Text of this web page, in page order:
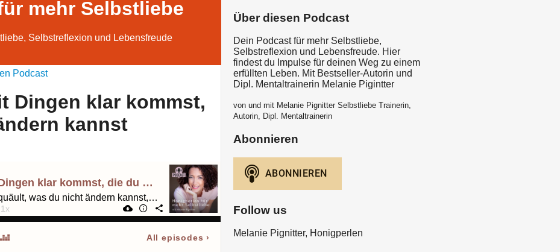
mehr Selbstliebe
Selbstreflexion und Lebensfreude
Podcast
Dingen klar kommst,
kannst
65. Wie du mit Dingen klar kommst, die du nicht ändern kannst
Wenn dich etwas quäult, was du nicht ändern kannst, gibt es diese mentalen Auswege
All episodes ›
Über diesen Podcast
Dein Podcast für mehr Selbstliebe,
Selbstreflexion und Lebensfreude. Hier
findest du Impulse für deinen Weg zu einem
erfüllten Leben. Mit Bestseller-Autorin und
Dipl. Mentaltrainerin Melanie Pigintter
von und mit Melanie Pignitter Selbstliebe Trainerin,
Autorin, Dipl. Mentaltrainerin
Abonnieren
Follow us
Melanie Pignitter, Honigperlen